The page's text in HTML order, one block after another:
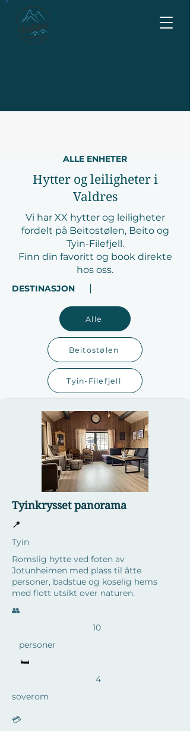
ALLE ENHETER
Hytter og leiligheter i
Valdres
Vi har XX hytter og leiligheter
fordelt på Beitostølen, Beito og
Tyin-Filefjell.
Finn din favoritt og book direkte
hos oss.
DESTINASJON |
Alle
Beitostølen
Tyin-Filefjell
Tyinkrysset panorama
📍
Tyin
Romslig hytte ved foten av
Jotunheimen med plass til åtte
personer, badstue og koselig hems
med flott utsikt over naturen.
​👥
10
personer
🛏️
4
soverom
💳